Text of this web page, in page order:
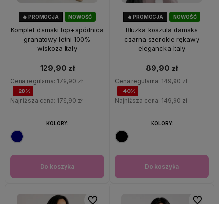
NOWOŚĆ
🔥 PROMOCJA
Komplet damski top+spódnica
granatowy letni 100%
wiskoza Italy
129,90 zł
Cena regularna: 179,90 zł
-28%
Najniższa cena: 179,90 zł
Do koszyka
KOLORY:
NOWOŚĆ
🔥 PROMOCJA
Bluzka koszula damska
czarna szerokie rękawy
elegancka Italy
89,90 zł
Cena regularna: 149,90 zł
-40%
Najniższa cena: 149,90 zł
Do koszyka
KOLORY:
Do ulubionych Do